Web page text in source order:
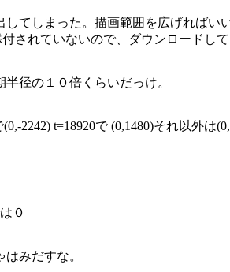
してしまった。描画範囲を広げればい
されていないので、ダウンロードし
半径の１０倍くらいだっけ。
2242) t=18920で (0,1480)それ以外は
０
はみだすな。